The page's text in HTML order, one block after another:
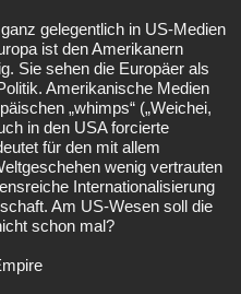
gelegentlich in US-Medien
ist den Amerikanern
Sie sehen die Europäer als
Amerikanische Medien
„whimps“ („Weichei,
in den USA forcierte
für den mit allem
wenig vertrauten
Internationalisierung
Am US-Wesen soll die
schon mal?